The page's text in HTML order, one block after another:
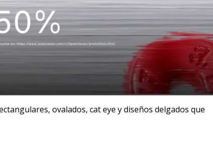
ovalados, cat eye y diseños delgados que